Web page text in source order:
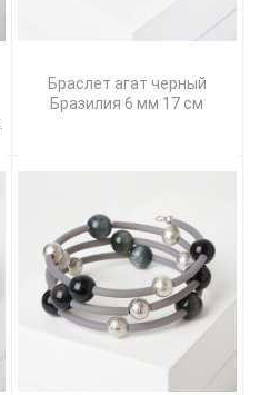
Браслет агат черный
Бразилия 6 мм 17 см